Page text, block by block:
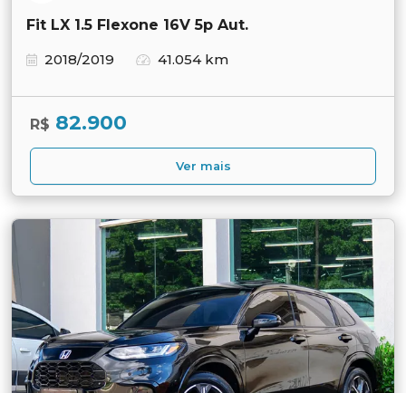
Fit LX 1.5 Flexone 16V 5p Aut.
2018/2019
41.054 km
R$ 82.900
Ver mais